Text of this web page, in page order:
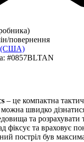
повернення
(США)
#0857BLTAN
– це компактна
швидко
та розрахувати
фіксує та враховує
постріл був